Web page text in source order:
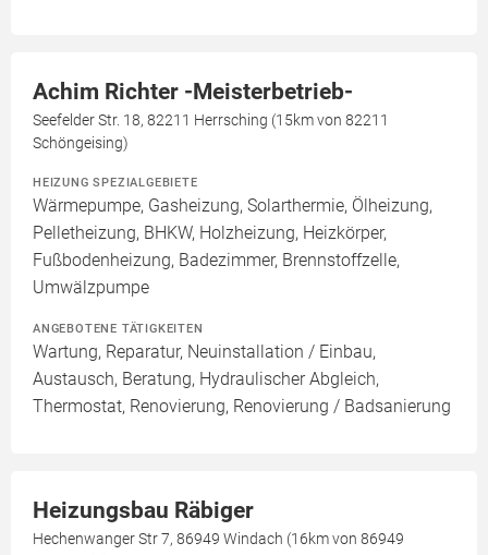
Achim Richter -Meisterbetrieb-
Seefelder Str. 18, 82211 Herrsching (15km von 82211
Schöngeising)
HEIZUNG SPEZIALGEBIETE
Wärmepumpe, Gasheizung, Solarthermie, Ölheizung,
Pelletheizung, BHKW, Holzheizung, Heizkörper,
Fußbodenheizung, Badezimmer, Brennstoffzelle,
Umwälzpumpe
ANGEBOTENE TÄTIGKEITEN
Wartung, Reparatur, Neuinstallation / Einbau,
Austausch, Beratung, Hydraulischer Abgleich,
Thermostat, Renovierung, Renovierung / Badsanierung
Heizungsbau Räbiger
Hechenwanger Str 7, 86949 Windach (16km von 86949